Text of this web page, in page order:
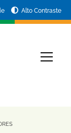
Alto Contraste